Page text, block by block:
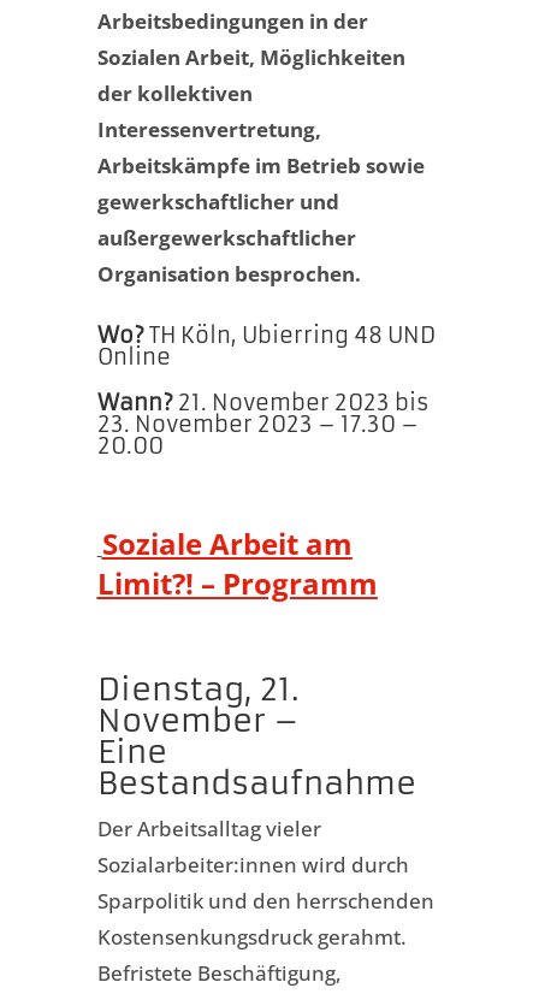
Arbeitsbedingungen in der
Sozialen Arbeit, Möglichkeiten
der kollektiven
Interessenvertretung,
Arbeitskämpfe im Betrieb sowie
gewerkschaftlicher und
außergewerkschaftlicher
Organisation besprochen.
Wo?TH Köln, Ubierring 48 UND
Online
Wann?21. November 2023 bis
23. November 2023 – 17.30 –
20.00
Soziale Arbeit am
Limit?! – Programm
Dienstag, 21.
November –
Eine
Bestandsaufnahme
Der Arbeitsalltag vieler
Sozialarbeiter:innen wird durch
Sparpolitik und den herrschenden
Kostensenkungsdruck gerahmt.
Befristete Beschäftigung,